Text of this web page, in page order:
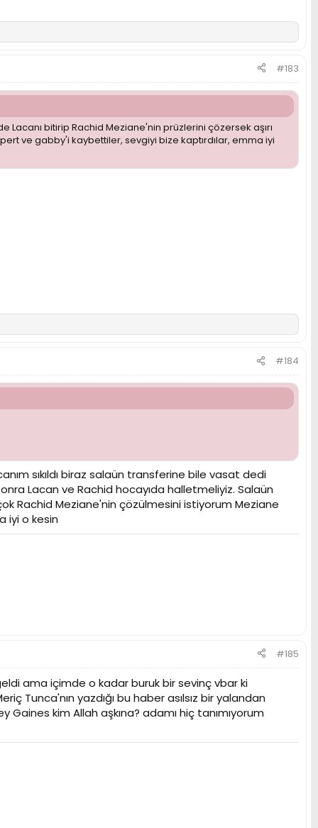
#183
Lacanı bitirip Rachid Meziane'nin prüzlerini çözersek aşırı
ve gabby'i kaybettiler, sevgiyi bize kaptırdılar, emma iyi
#184
sıkıldı biraz salaün transferine bile vasat dedi
Lacan ve Rachid hocayıda halletmeliyiz. Salaün
Rachid Meziane'nin çözülmesini istiyorum Meziane
iyi o kesin
#185
ama içimde o kadar buruk bir sevinç vbar ki
Tunca'nın yazdığı bu haber asılsız bir yalandan
kim Allah aşkına? adamı hiç tanımıyorum